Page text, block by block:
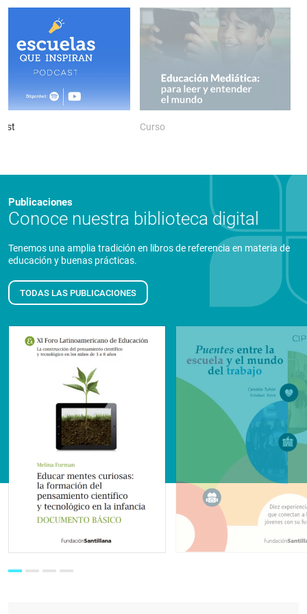
Curso
Publicaciones
Conoce nuestra biblioteca digital
Tenemos una amplia tradición en libros de referencia en materia de
educación y buenas prácticas.
TODAS LAS PUBLICACIONES